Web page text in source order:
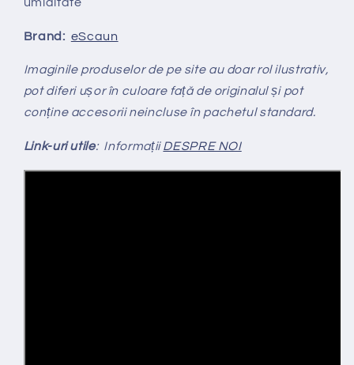
Brand: eScaun
Imaginile produselor de pe site au doar rol ilustrativ,
pot diferi ușor în culoare față de originalul și pot
conține accesorii neincluse în pachetul standard.
Link-uri utile: InformațiiDESPRE NOI